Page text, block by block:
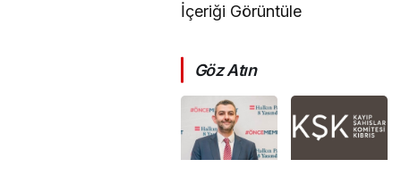
İçeriği Görüntüle
Göz Atın